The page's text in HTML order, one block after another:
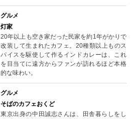
グルメ
灯家
20年以上も空き家だった民家を約1年がかりで
改装して生まれたカフェ。20種類以上ものス
パイスを駆使して作るインドカレーは、これ
を目当てに遠方からファンが訪れるほど本格
的な味わい。
グルメ
そばのカフェおくど
東京出身の中田誠志さんは、田舎暮らしをし